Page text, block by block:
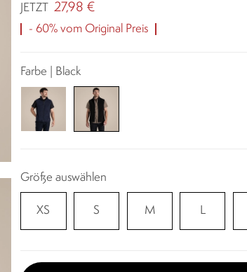
JETZT 27,98 €
- 60% vom Original Preis
Farbe | Black
Größe auswählen
XS S M L